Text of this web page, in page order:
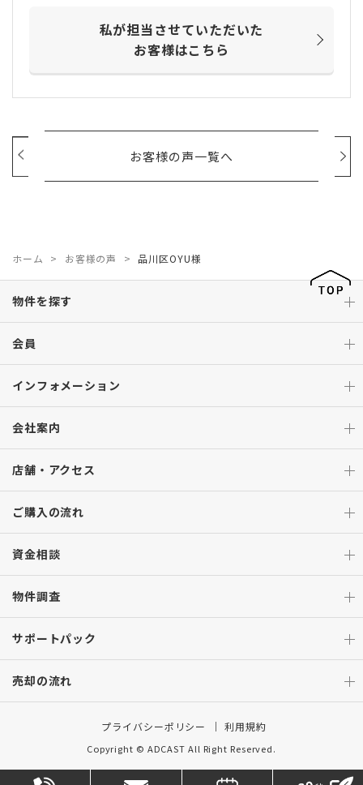
私が担当させていただいた
お客様はこちら
お客様の声一覧へ
ホーム お客様の声 品川区OYU様
物件を探す
会員
インフォメーション
会社案内
店舗・アクセス
ご購入の流れ
資金相談
物件調査
サポートパック
売却の流れ
プライバシーポリシー 利用規約
Copyright © ADCAST All Right Reserved.